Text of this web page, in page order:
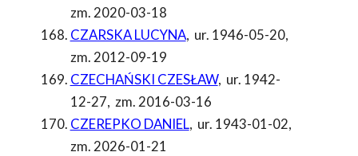
zm. 2020-03-18
CZARSKA LUCYNA, ur. 1946-05-20,
zm. 2012-09-19
CZECHAŃSKI CZESŁAW, ur. 1942-
12-27, zm. 2016-03-16
CZEREPKO DANIEL, ur. 1943-01-02,
zm. 2026-01-21